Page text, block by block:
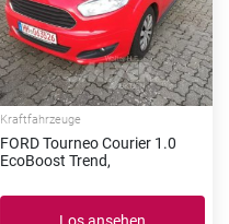
Kraftfahrzeuge
FORD Tourneo Courier 1.0
EcoBoost Trend,
Los ansehen